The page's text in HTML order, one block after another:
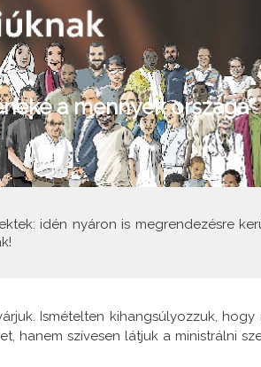
a mennyek országa”
idén nyáron is megrendezésre
Ismételten kihangsúlyozzuk, hogy
hanem szívesen látjuk a ministrálni